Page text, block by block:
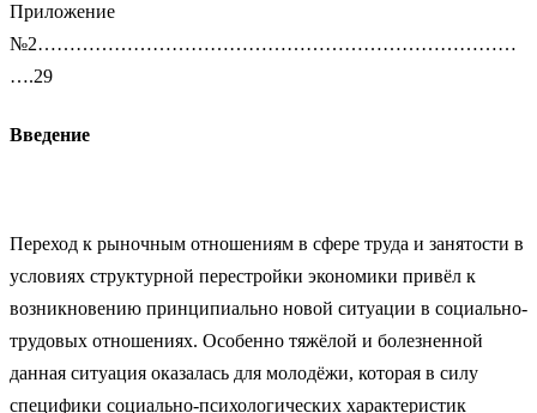
Приложение
№2…………………………………………………………………
….29
Введение
Переход к рыночным отношениям в сфере труда и занятости в
условиях структурной перестройки экономики привёл к
возникновению принципиально новой ситуации в социально-
трудовых отношениях. Особенно тяжёлой и болезненной
данная ситуация оказалась для молодёжи, которая в силу
специфики социально-психологических характеристик